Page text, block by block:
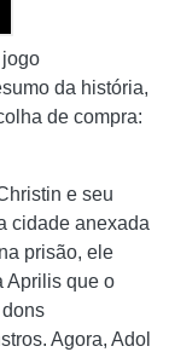
da história,
de compra:
e seu
cidade anexada
prisão, ele
Aprilis que o
Agora, Adol